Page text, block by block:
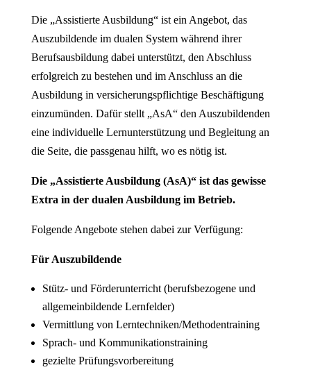
Die „Assistierte Ausbildung“ ist ein Angebot, das
Auszubildende im dualen System während ihrer
Berufsausbildung dabei unterstützt, den Abschluss
erfolgreich zu bestehen und im Anschluss an die
Ausbildung in versicherungspflichtige Beschäftigung
einzumünden. Dafür stellt „AsA“ den Auszubildenden
eine individuelle Lernunterstützung und Begleitung an
die Seite, die passgenau hilft, wo es nötig ist.
Die „Assistierte Ausbildung (AsA)“ ist das gewisse
Extra in der dualen Ausbildung im Betrieb.
Folgende Angebote stehen dabei zur Verfügung:
Für Auszubildende
Stütz- und Förderunterricht (berufsbezogene und
allgemeinbildende Lernfelder)
Vermittlung von Lerntechniken/Methodentraining
Sprach- und Kommunikationstraining
gezielte Prüfungsvorbereitung